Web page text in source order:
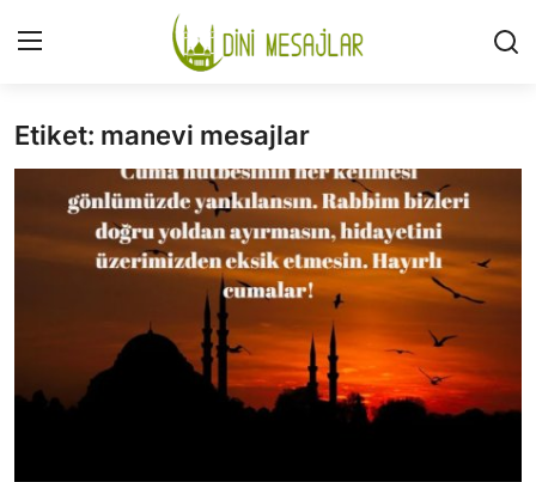
Giriş Kayıt Ol
İLETİŞİM
GÜNDEM
DESTEKLİYORUM
Etiket: manevi mesajlar